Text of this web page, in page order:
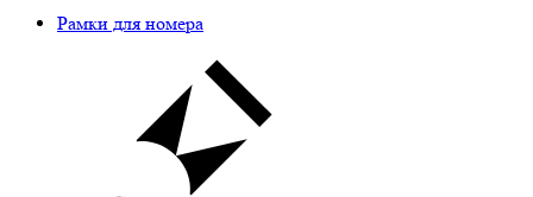
Рамки для номера